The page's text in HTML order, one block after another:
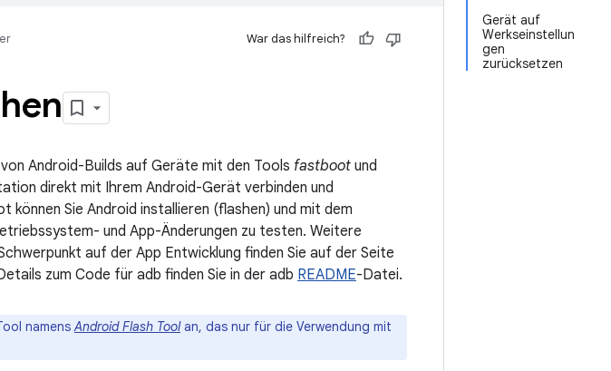
Gerät auf
Werkseinstellun
gen
zurücksetzen
War das hilfreich?
Android-Builds auf Geräte mit den Tools fastboot und
direkt mit Ihrem Android-Gerät verbinden und
Sie Android installieren (flashen) und mit dem
und App-Änderungen zu testen. Weitere
auf der App Entwicklung finden Sie auf der Seite
zum Code für adb finden Sie in der adb README-Datei.
namensAndroid Flash Toolan, das nur für die Verwendung mit